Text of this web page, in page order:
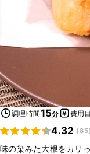
調理時間15分 費用
4.32 (85
味の染みた大根をカリ